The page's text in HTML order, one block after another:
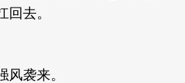
回去。
袭来。